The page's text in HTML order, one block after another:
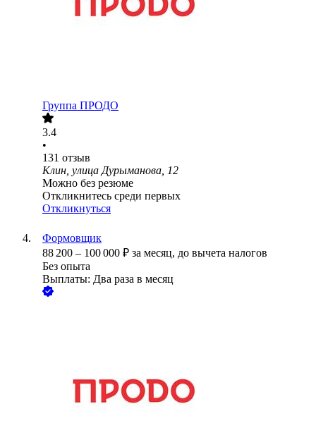
Группа ПРОДО
3.4
•
131 отзыв
Клин, улица Дурыманова, 12
Можно без резюме
Откликнитесь среди первых
Откликнуться
Формовщик
88 200 – 100 000 ₽ за месяц, до вычета налогов
Без опыта
Выплаты: Два раза в месяц